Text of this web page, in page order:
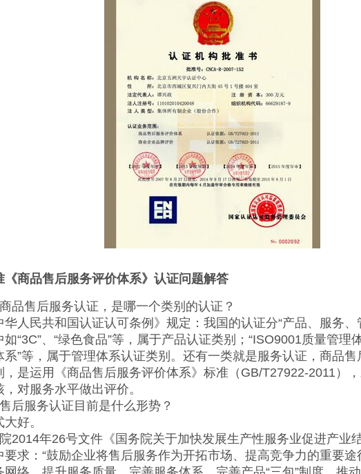
《商品售后服务评价体系》认证问题解答
品售后服务认证，是哪一个类别的认证？
华人民共和国认证认可条例》规定：我国的认证分“产品、服务、
“3C”、“绿色食品”等，属于产品认证类别；“ISO9001质量管理
系”等，属于管理体系认证类别。还有一类就是服务认证，商品
，是运用《商品售后服务评价体系》标准（GB/T27922-2011）
对服务水平做出评价。
后服务认证目前是什么形势？
好。
2014年26号文件《国务院关于加快发展生产性服务业促进产业
要求：“鼓励企业将售后服务作为开拓市场、提高竞争力的重要途